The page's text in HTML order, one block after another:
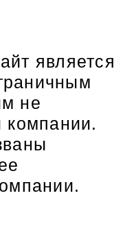
является
не
компании.